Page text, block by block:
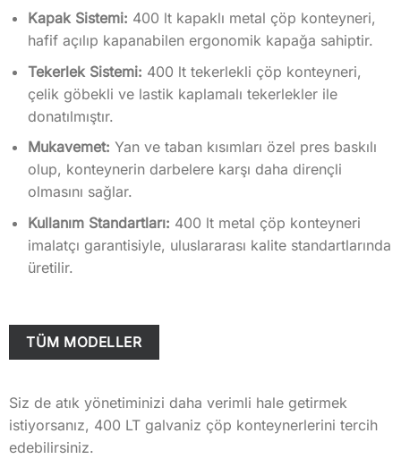
Kapak Sistemi: 400 lt kapaklı metal çöp konteyneri,
hafif açılıp kapanabilen ergonomik kapağa sahiptir.
Tekerlek Sistemi: 400 lt tekerlekli çöp konteyneri,
çelik göbekli ve lastik kaplamalı tekerlekler ile
donatılmıştır.
Mukavemet: Yan ve taban kısımları özel pres baskılı
olup, konteynerin darbelere karşı daha dirençli
olmasını sağlar.
Kullanım Standartları: 400 lt metal çöp konteyneri
imalatçı garantisiyle, uluslararası kalite standartlarında
üretilir.
TÜM MODELLER
Siz de atık yönetiminizi daha verimli hale getirmek
istiyorsanız, 400 LT galvaniz çöp konteynerlerini tercih
edebilirsiniz.